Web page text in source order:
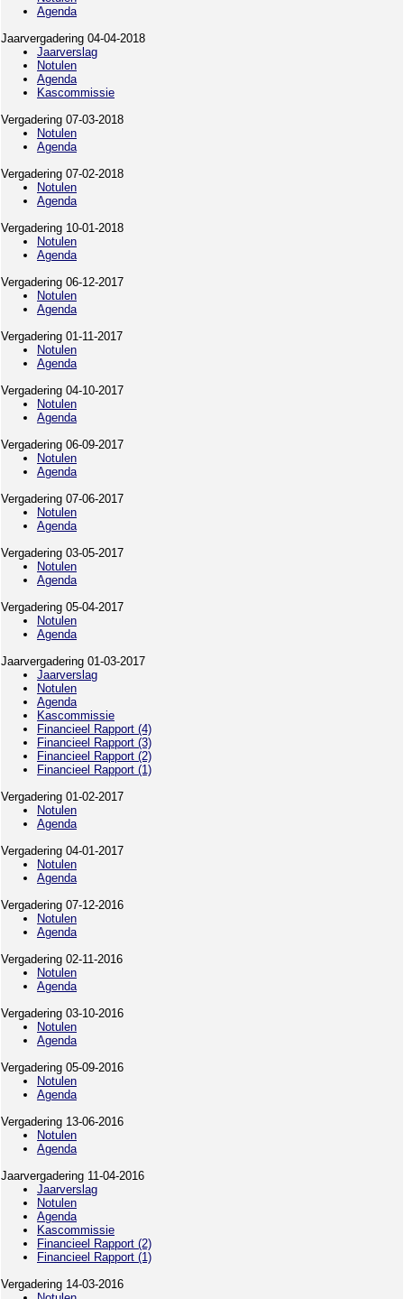
Agenda
Jaarvergadering 04-04-2018
Jaarverslag
Notulen
Agenda
Kascommissie
Vergadering 07-03-2018
Notulen
Agenda
Vergadering 07-02-2018
Notulen
Agenda
Vergadering 10-01-2018
Notulen
Agenda
Vergadering 06-12-2017
Notulen
Agenda
Vergadering 01-11-2017
Notulen
Agenda
Vergadering 04-10-2017
Notulen
Agenda
Vergadering 06-09-2017
Notulen
Agenda
Vergadering 07-06-2017
Notulen
Agenda
Vergadering 03-05-2017
Notulen
Agenda
Vergadering 05-04-2017
Notulen
Agenda
Jaarvergadering 01-03-2017
Jaarverslag
Notulen
Agenda
Kascommissie
Financieel Rapport (4)
Financieel Rapport (3)
Financieel Rapport (2)
Financieel Rapport (1)
Vergadering 01-02-2017
Notulen
Agenda
Vergadering 04-01-2017
Notulen
Agenda
Vergadering 07-12-2016
Notulen
Agenda
Vergadering 02-11-2016
Notulen
Agenda
Vergadering 03-10-2016
Notulen
Agenda
Vergadering 05-09-2016
Notulen
Agenda
Vergadering 13-06-2016
Notulen
Agenda
Jaarvergadering 11-04-2016
Jaarverslag
Notulen
Agenda
Kascommissie
Financieel Rapport (2)
Financieel Rapport (1)
Vergadering 14-03-2016